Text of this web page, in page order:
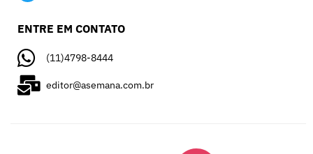
ENTRE EM CONTATO
(11)4798-8444
editor@asemana.com.br